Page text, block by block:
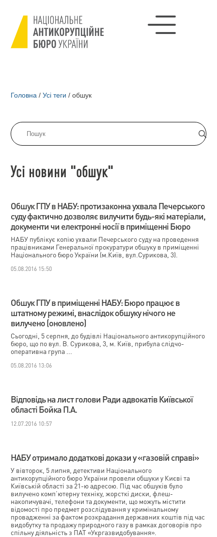
Головна / Усі теги / обшук
Усі новини "обшук"
Обшук ГПУ в НАБУ: протизаконна ухвала Печерського
суду фактично дозволяє вилучити будь-які матеріали,
документи чи електронні носії в приміщенні Бюро
НАБУ публікує копію ухвали Печерського суду на проведення
працівниками Генеральної прокуратури обшуку в приміщенні
Національного бюро України (м.Київ, вул.Сурикова, 3).
05.08.2016 15:50
Обшук ГПУ в приміщенні НАБУ: Бюро працює в
штатному режимі, внаслідок обшуку нічого не
вилучено (оновлено)
Сьогодні, 5 серпня, до будівлі Національного антикорупційного
бюро, що по вул. В. Сурикова, 3, м. Київ, прибула слідчо-
оперативна група ...
05.08.2016 13:06
Відповідь на лист голови Ради адвокатів Київської
області Бойка П.А.
12.07.2016 10:57
НАБУ отримало додаткові докази у «газовій справі»
У вівторок, 5 липня, детективи Національного
антикорупційного бюро України провели обшуки у Києві та
Київській області за 21-ю адресою. Під час обшуків було
вилучено комп’ютерну техніку, жорсткі диски, флеш-
накопичувачі, телефони та документи, що можуть містити
відомості про предмет розслідування у кримінальному
провадженні за фактом розкрадання державних коштів під час
видобутку та продажу природного газу в рамках договорів про
спільну діяльність з ПАТ «Укргазвидобування».